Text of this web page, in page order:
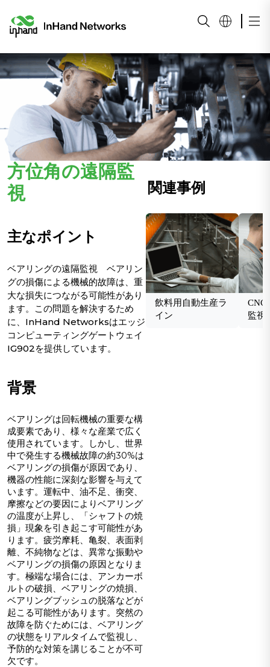
方位角の遠隔監
視
主なポイント
ベアリングの遠隔監視 ベアリン
グの損傷による機械的故障は、重
大な損失につながる可能性があり
ます。この問題を解決するため
に、InHand Networksはエッジ
コンピューティングゲートウェイ
IG902を提供しています。
背景
ベアリングは回転機械の重要な構
成要素であり、様々な産業で広く
使用されています。しかし、世界
中で発生する機械故障の約30%は
ベアリングの損傷が原因であり、
機器の性能に深刻な影響を与えて
います。運転中、油不足、衝突、
摩擦などの要因によりベアリング
の温度が上昇し、「シャフトの焼
損」現象を引き起こす可能性があ
ります。疲労摩耗、亀裂、表面剥
離、不純物などは、異常な振動や
ベアリングの損傷の原因となりま
す。極端な場合には、アンカーボ
ルトの破損、ベアリングの焼損、
ベアリングブッシュの脱落などが
起こる可能性があります。突然の
故障を防ぐためには、ベアリング
の状態をリアルタイムで監視し、
予防的な対策を講じることが不可
欠です。
関連事例
飲料用自動生産ラ
イン
CNC
監視